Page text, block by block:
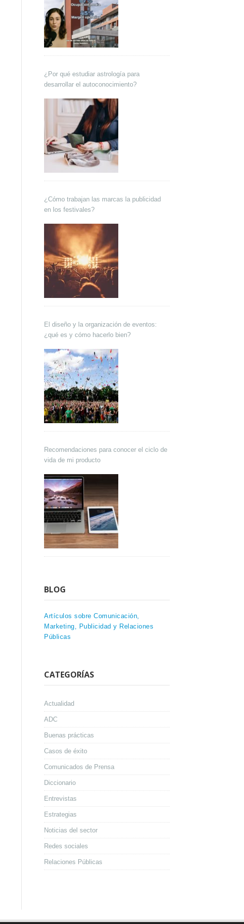
¿Por qué estudiar astrología para
desarrollar el autoconocimiento?
¿Cómo trabajan las marcas la publicidad
en los festivales?
El diseño y la organización de eventos:
¿qué es y cómo hacerlo bien?
Recomendaciones para conocer el ciclo de
vida de mi producto
BLOG
Artículos sobre Comunicación,
Marketing, Publicidad y Relaciones
Públicas
CATEGORÍAS
Actualidad
ADC
Buenas prácticas
Casos de éxito
Comunicados de Prensa
Diccionario
Entrevistas
Estrategias
Noticias del sector
Redes sociales
Relaciones Públicas